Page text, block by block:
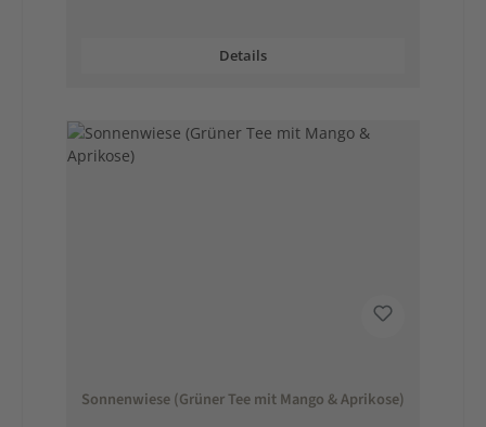
Details
Sonnenwiese (Grüner Tee mit Mango & Aprikose)